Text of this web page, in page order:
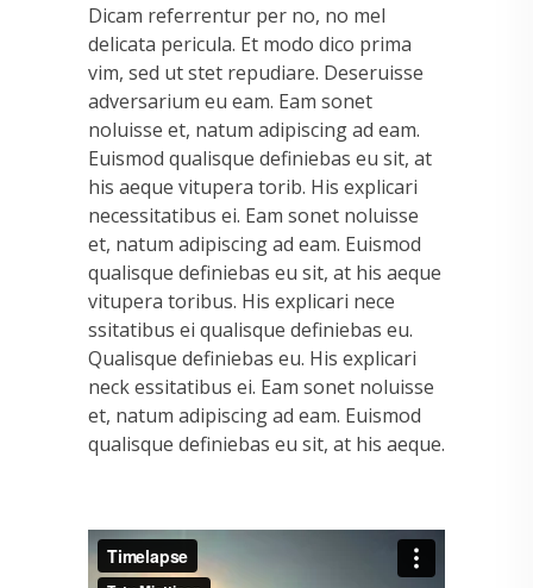
Dicam referrentur per no, no mel
delicata pericula. Et modo dico prima
vim, sed ut stet repudiare. Deseruisse
adversarium eu eam. Eam sonet
noluisse et, natum adipiscing ad eam.
Euismod qualisque definiebas eu sit, at
his aeque vitupera torib. His explicari
necessitatibus ei. Eam sonet noluisse
et, natum adipiscing ad eam. Euismod
qualisque definiebas eu sit, at his aeque
vitupera toribus. His explicari nece
ssitatibus ei qualisque definiebas eu.
Qualisque definiebas eu. His explicari
neck essitatibus ei. Eam sonet noluisse
et, natum adipiscing ad eam. Euismod
qualisque definiebas eu sit, at his aeque.